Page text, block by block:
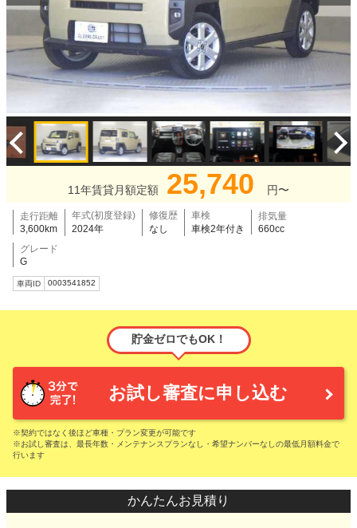
11年賃貸月額定額 25,740 円〜
走行距離
3,600km
年式(初度登録)
2024年
修復歴
なし
車検
車検2年付き
排気量
660cc
グレード
G
車両ID 0003541852
貯金ゼロでもOK！
お試し審査に申し込む
※契約ではなく後ほど車種・プラン変更が可能です
※お試し審査は、最長年数・メンテナンスプランなし・希望ナンバーなしの最低月額料金で
行います
かんたんお見積り